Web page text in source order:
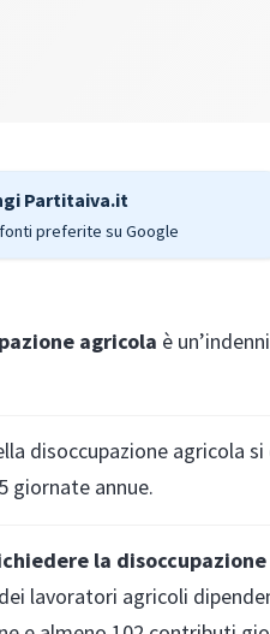
Partitaiva.it
preferite su Google
agricola è
disoccupazione agricola
giornate annue.
la
lavoratori agricoli